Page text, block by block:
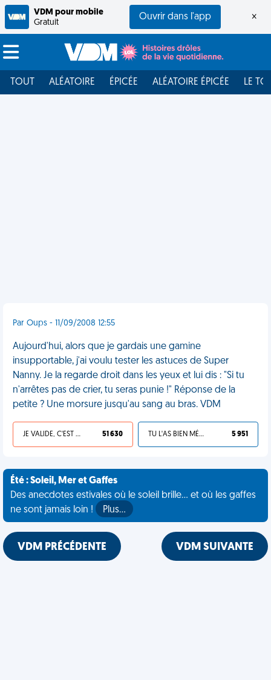
VDM pour mobile
Gratuit
Ouvrir dans l'app ×
TOUT ALÉATOIRE ÉPICÉE ALÉATOIRE ÉPICÉE LE
Par Oups - 11/09/2008 12:55
Aujourd'hui, alors que je gardais une gamine
insupportable, j'ai voulu tester les astuces de Super
Nanny. Je la regarde droit dans les yeux et lui dis : "Si tu
n'arrêtes pas de crier, tu seras punie !" Réponse de la
petite ? Une morsure jusqu'au sang au bras. VDM
JE VALIDE, C'EST UNE VDM 51 630 TU L'AS BIEN MÉRITÉ 5 951
Été : Soleil, Mer et Gaffes
Des anecdotes estivales où le soleil brille... et où les gaffes
ne sont jamais loin !
Plus…
VDM PRÉCÉDENTE VDM SUIVANTE